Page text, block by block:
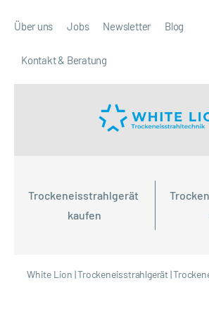
Über uns Jobs Newsletter Blog
Kontakt & Beratung
Trockeneisstrahlgerät
kaufen
White Lion |Trockeneisstrahlgerät|